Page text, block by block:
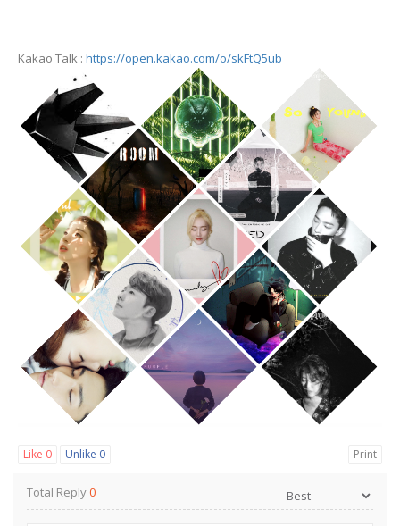
Kakao Talk : https://open.kakao.com/o/skFtQ5ub
Like 0 Unlike 0 Print
Total Reply0